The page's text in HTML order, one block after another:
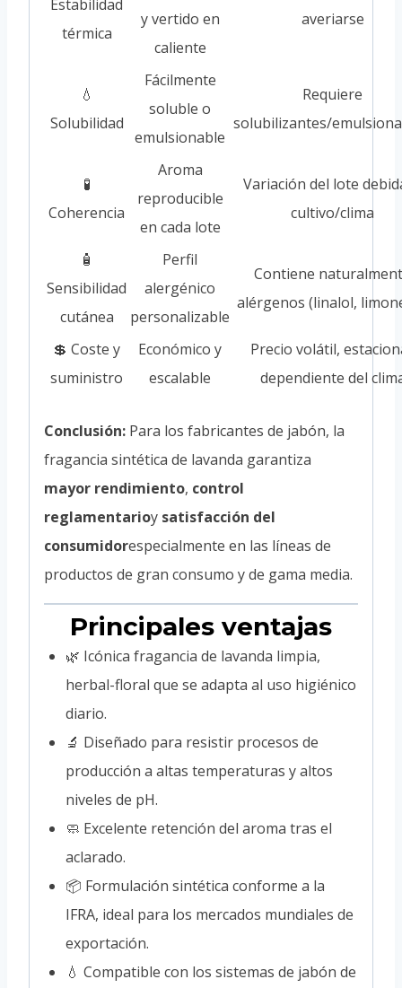
Estabilidad
térmica
y vertido en
caliente
averiarse
💧
Solubilidad
Fácilmente
soluble o
emulsionable
Requiere
solubilizantes/
🧪
Coherencia
Aroma
reproducible
en cada lote
Variación del lote
cultivo/clima
🧴
Sensibilidad
cutánea
Perfil
alergénico
personalizable
Contiene
alérgenos (linalol,
💲 Coste y
suministro
Económico y
escalable
Precio volátil,
dependiente del
Conclusión: Para los fabricantes de jabón, la
fragancia sintética de lavanda garantiza
mayor rendimiento, control
reglamentarioy satisfacción del
consumidorespecialmente en las líneas de
productos de gran consumo y de gama media.
Principales ventajas
🌿 Icónica fragancia de lavanda limpia,
herbal-floral que se adapta al uso higiénico
diario.
🔬 Diseñado para resistir procesos de
producción a altas temperaturas y altos
niveles de pH.
🧼 Excelente retención del aroma tras el
aclarado.
📦 Formulación sintética conforme a la
IFRA, ideal para los mercados mundiales de
exportación.
💧 Compatible con los sistemas de jabón de